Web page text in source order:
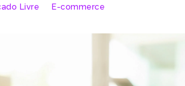
Livre E-commerce